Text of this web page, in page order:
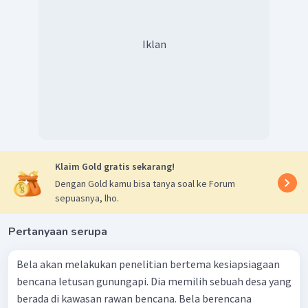
Iklan
Klaim Gold gratis sekarang!
Dengan Gold kamu bisa tanya soal ke Forum
sepuasnya, lho.
Pertanyaan serupa
Bela akan melakukan penelitian bertema kesiapsiagaan
bencana letusan gunungapi. Dia memilih sebuah desa yang
berada di kawasan rawan bencana. Bela berencana